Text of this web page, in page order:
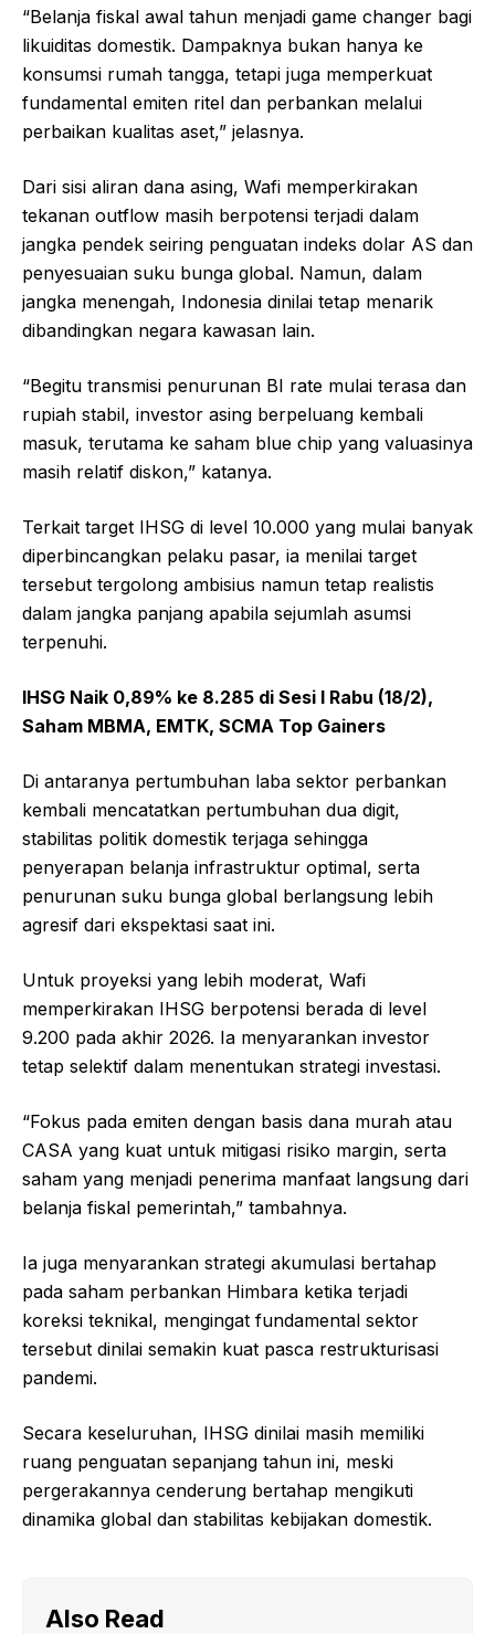
“Belanja fiskal awal tahun menjadi game changer bagi
likuiditas domestik. Dampaknya bukan hanya ke
konsumsi rumah tangga, tetapi juga memperkuat
fundamental emiten ritel dan perbankan melalui
perbaikan kualitas aset,” jelasnya.
Dari sisi aliran dana asing, Wafi memperkirakan
tekanan outflow masih berpotensi terjadi dalam
jangka pendek seiring penguatan indeks dolar AS dan
penyesuaian suku bunga global. Namun, dalam
jangka menengah, Indonesia dinilai tetap menarik
dibandingkan negara kawasan lain.
“Begitu transmisi penurunan BI rate mulai terasa dan
rupiah stabil, investor asing berpeluang kembali
masuk, terutama ke saham blue chip yang valuasinya
masih relatif diskon,” katanya.
Terkait target IHSG di level 10.000 yang mulai banyak
diperbincangkan pelaku pasar, ia menilai target
tersebut tergolong ambisius namun tetap realistis
dalam jangka panjang apabila sejumlah asumsi
terpenuhi.
IHSG Naik 0,89% ke 8.285 di Sesi I Rabu (18/2),
Saham MBMA, EMTK, SCMA Top Gainers
Di antaranya pertumbuhan laba sektor perbankan
kembali mencatatkan pertumbuhan dua digit,
stabilitas politik domestik terjaga sehingga
penyerapan belanja infrastruktur optimal, serta
penurunan suku bunga global berlangsung lebih
agresif dari ekspektasi saat ini.
Untuk proyeksi yang lebih moderat, Wafi
memperkirakan IHSG berpotensi berada di level
9.200 pada akhir 2026. Ia menyarankan investor
tetap selektif dalam menentukan strategi investasi.
“Fokus pada emiten dengan basis dana murah atau
CASA yang kuat untuk mitigasi risiko margin, serta
saham yang menjadi penerima manfaat langsung dari
belanja fiskal pemerintah,” tambahnya.
Ia juga menyarankan strategi akumulasi bertahap
pada saham perbankan Himbara ketika terjadi
koreksi teknikal, mengingat fundamental sektor
tersebut dinilai semakin kuat pasca restrukturisasi
pandemi.
Secara keseluruhan, IHSG dinilai masih memiliki
ruang penguatan sepanjang tahun ini, meski
pergerakannya cenderung bertahap mengikuti
dinamika global dan stabilitas kebijakan domestik.
Also Read